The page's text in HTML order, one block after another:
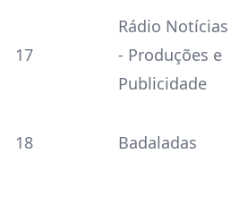
17
Rádio Notícias
- Produções e
Publicidade
18 Badaladas